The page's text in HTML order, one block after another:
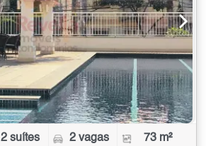
2 suítes 2 vagas 73 m²